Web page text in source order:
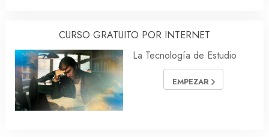
CURSO GRATUITO POR INTERNET
La Tecnología de Estudio
EMPEZAR